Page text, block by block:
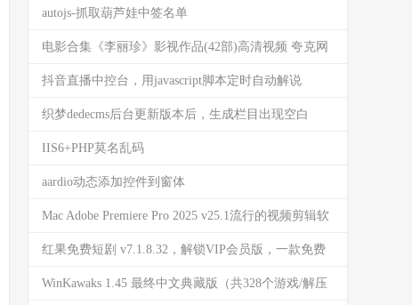
(AARDIO代码)
autojs-抓取葫芦娃中签名单
电影合集《李丽珍》影视作品(42部)高清视频 夸克网
盘百度网盘下载
抖音直播中控台，用javascript脚本定时自动解说
织梦dedecms后台更新版本后，生成栏目出现空白
IIS6+PHP莫名乱码
aardio动态添加控件到窗体
Mac Adobe Premiere Pro 2025 v25.1流行的视频剪辑软
件 中文版
红果免费短剧 v7.1.8.32，解锁VIP会员版，一款免费
视频看短剧软件
WinKawaks 1.45 最终中文典藏版（共328个游戏/解压